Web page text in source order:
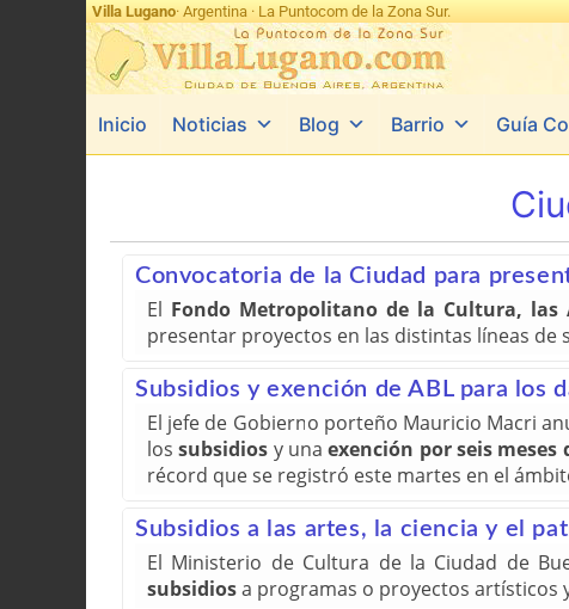
Villa Lugano· Argentina · La Puntocom de la Zona Sur.
Inicio Noticias Blog Barrio Guía
Convocatoria de la Ciudad para
El Fondo Metropolitano de la Cultura, las
presentar proyectos en las distintas líneas de
Subsidios y exención de ABL para los
El jefe de Gobierno porteño Mauricio Macri
lossubsidios y unaexención por seis meses
récord que se registró este martes en el
Subsidios a las artes, la ciencia y el
El Ministerio de Cultura de la Ciudad de
subsidiosa programas o proyectos artísticos